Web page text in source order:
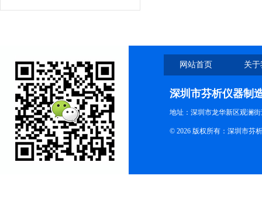
网站首页 关
深圳市芬析仪器制
地址：深圳市龙华新区观澜
© 2026 版权所有：深圳市芬